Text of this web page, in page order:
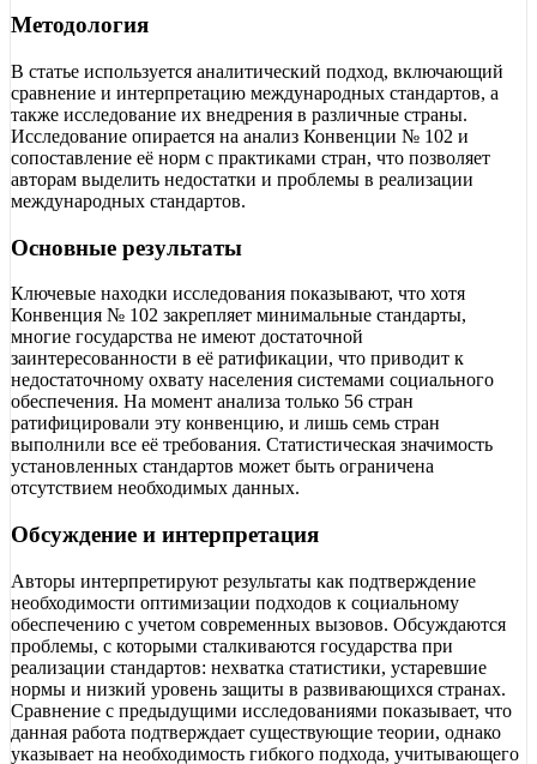
Методология
В статье используется аналитический подход, включающий
сравнение и интерпретацию международных стандартов, а
также исследование их внедрения в различные страны.
Исследование опирается на анализ Конвенции № 102 и
сопоставление её норм с практиками стран, что позволяет
авторам выделить недостатки и проблемы в реализации
международных стандартов.
Основные результаты
Ключевые находки исследования показывают, что хотя
Конвенция № 102 закрепляет минимальные стандарты,
многие государства не имеют достаточной
заинтересованности в её ратификации, что приводит к
недостаточному охвату населения системами социального
обеспечения. На момент анализа только 56 стран
ратифицировали эту конвенцию, и лишь семь стран
выполнили все её требования. Статистическая значимость
установленных стандартов может быть ограничена
отсутствием необходимых данных.
Обсуждение и интерпретация
Авторы интерпретируют результаты как подтверждение
необходимости оптимизации подходов к социальному
обеспечению с учетом современных вызовов. Обсуждаются
проблемы, с которыми сталкиваются государства при
реализации стандартов: нехватка статистики, устаревшие
нормы и низкий уровень защиты в развивающихся странах.
Сравнение с предыдущими исследованиями показывает, что
данная работа подтверждает существующие теории, однако
указывает на необходимость гибкого подхода, учитывающего